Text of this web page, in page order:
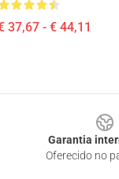
37,67 - € 44,11
Garantia
Oferecido no